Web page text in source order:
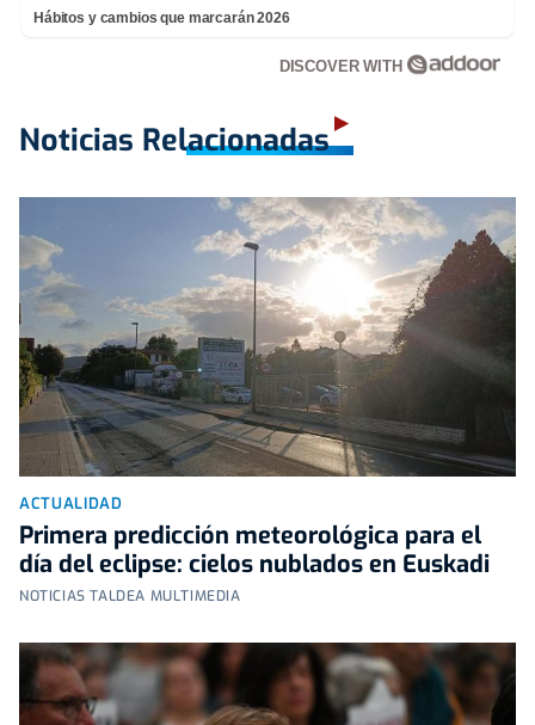
Hábitos y cambios que marcarán 2026
DISCOVER WITH
Noticias Relacionadas
ACTUALIDAD
Primera predicción meteorológica para el
día del eclipse: cielos nublados en Euskadi
NOTICIAS TALDEA MULTIMEDIA